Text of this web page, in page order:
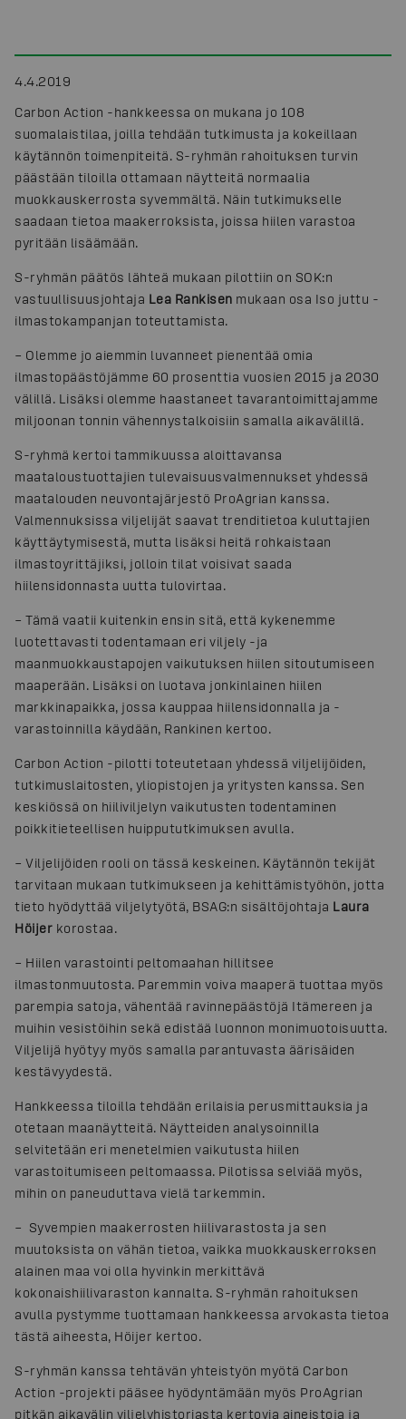
4.4.2019
Carbon Action -hankkeessa on mukana jo 108
suomalaistilaa, joilla tehdään tutkimusta ja kokeillaan
käytännön toimenpiteitä. S-ryhmän rahoituksen turvin
päästään tiloilla ottamaan näytteitä normaalia
muokkauskerrosta syvemmältä. Näin tutkimukselle
saadaan tietoa maakerroksista, joissa hiilen varastoa
pyritään lisäämään.
S-ryhmän päätös lähteä mukaan pilottiin on SOK:n
vastuullisuusjohtaja Lea Rankisen mukaan osa Iso juttu -
ilmastokampanjan toteuttamista.
– Olemme jo aiemmin luvanneet pienentää omia
ilmastopäästöjämme 60 prosenttia vuosien 2015 ja 2030
välillä. Lisäksi olemme haastaneet tavarantoimittajamme
miljoonan tonnin vähennystalkoisiin samalla aikavälillä.
S-ryhmä kertoi tammikuussa aloittavansa
maataloustuottajien tulevaisuusvalmennukset yhdessä
maatalouden neuvontajärjestö ProAgrian kanssa.
Valmennuksissa viljelijät saavat trenditietoa kuluttajien
käyttäytymisestä, mutta lisäksi heitä rohkaistaan
ilmastoyrittäjiksi, jolloin tilat voisivat saada
hiilensidonnasta uutta tulovirtaa.
– Tämä vaatii kuitenkin ensin sitä, että kykenemme
luotettavasti todentamaan eri viljely -ja
maanmuokkaustapojen vaikutuksen hiilen sitoutumiseen
maaperään. Lisäksi on luotava jonkinlainen hiilen
markkinapaikka, jossa kauppaa hiilensidonnalla ja -
varastoinnilla käydään, Rankinen kertoo.
Carbon Action -pilotti toteutetaan yhdessä viljelijöiden,
tutkimuslaitosten, yliopistojen ja yritysten kanssa. Sen
keskiössä on hiiliviljelyn vaikutusten todentaminen
poikkitieteellisen huippututkimuksen avulla.
– Viljelijöiden rooli on tässä keskeinen. Käytännön tekijät
tarvitaan mukaan tutkimukseen ja kehittämistyöhön, jotta
tieto hyödyttää viljelytyötä, BSAG:n sisältöjohtaja Laura
Höijer korostaa.
– Hiilen varastointi peltomaahan hillitsee
ilmastonmuutosta. Paremmin voiva maaperä tuottaa myös
parempia satoja, vähentää ravinnepäästöjä Itämereen ja
muihin vesistöihin sekä edistää luonnon monimuotoisuutta.
Viljelijä hyötyy myös samalla parantuvasta äärisäiden
kestävyydestä.
Hankkeessa tiloilla tehdään erilaisia perusmittauksia ja
otetaan maanäytteitä. Näytteiden analysoinnilla
selvitetään eri menetelmien vaikutusta hiilen
varastoitumiseen peltomaassa. Pilotissa selviää myös,
mihin on paneuduttava vielä tarkemmin.
– Syvempien maakerrosten hiilivarastosta ja sen
muutoksista on vähän tietoa, vaikka muokkauskerroksen
alainen maa voi olla hyvinkin merkittävä
kokonaishiilivaraston kannalta. S-ryhmän rahoituksen
avulla pystymme tuottamaan hankkeessa arvokasta tietoa
tästä aiheesta, Höijer kertoo.
S-ryhmän kanssa tehtävän yhteistyön myötä Carbon
Action -projekti pääsee hyödyntämään myös ProAgrian
pitkän aikavälin viljelyhistoriasta kertovia aineistoja ja